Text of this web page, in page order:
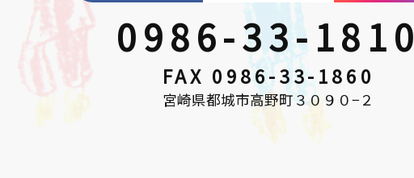
0986-33-1810
FAX 0986-33-1860
宮崎県都城市高野町３０９０−２